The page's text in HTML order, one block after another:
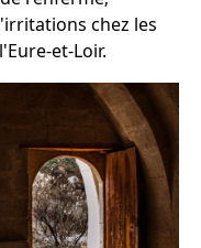
chez les
et-Loir.